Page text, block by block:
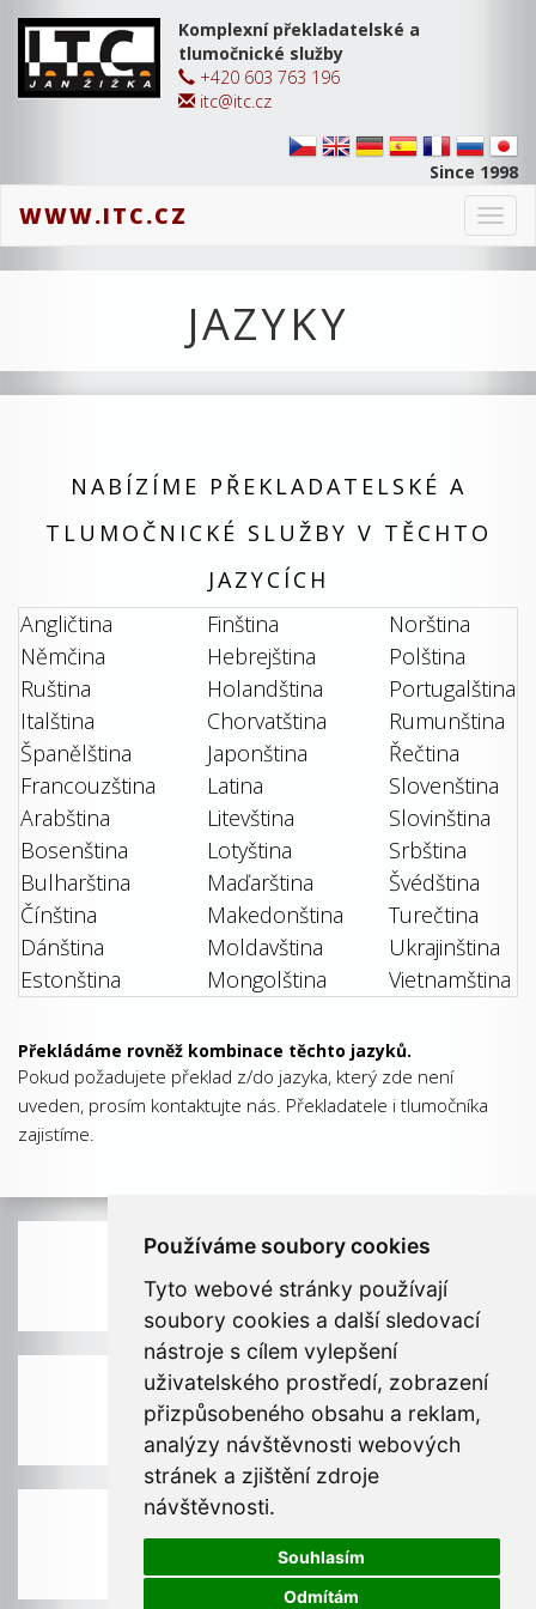
Používáme soubory cookies
Tyto webové stránky používají
soubory cookies a další sledovací
nástroje s cílem vylepšení
uživatelského prostředí, zobrazení
přizpůsobeného obsahu a reklam,
analýzy návštěvnosti webových
stránek a zjištění zdroje
návštěvnosti.
Souhlasím
Odmítám
Komplexní překladatelské a
tlumočnické služby
+420 603 763 196
itc@itc.cz
Since 1998
WWW.ITC.CZ
JAZYKY
NABÍZÍME PŘEKLADATELSKÉ A
TLUMOČNICKÉ SLUŽBY V TĚCHTO
JAZYCÍCH
Angličtina
Finština
Norština
Němčina
Hebrejština
Polština
Ruština
Holandština
Portugalština
Italština
Chorvatština
Rumunština
Španělština
Japonština
Řečtina
Francouzština
Latina
Slovenština
Arabština
Litevština
Slovinština
Bosenština
Lotyština
Srbština
Bulharština
Maďarština
Švédština
Čínština
Makedonština
Turečtina
Dánština
Moldavština
Ukrajinština
Estonština
Mongolština Vietnamština
Překládáme rovněž kombinace těchto jazyků.
Pokud požadujete překlad z/do jazyka, který zde není
uveden, prosím kontaktujte nás. Překladatele i tlumočníka
zajistíme.
Telefon: 731 411 319
PRAHA: 296 181 716
BRNO: 542 211 100